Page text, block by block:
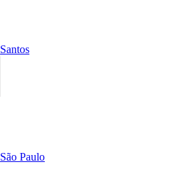
Santos
São Paulo